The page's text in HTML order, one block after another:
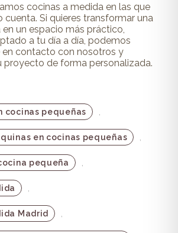
cocinas a medida en las que
Si quieres transformar una
un espacio más práctico,
a tu día a día, podemos
contacto con nosotros y
proyecto de forma personalizada.
cocinas pequeñas
en cocinas pequeñas
pequeña
Madrid